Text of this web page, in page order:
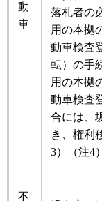
動
車
落札者の
用の本拠
動車検査
転）の手
用の本拠
動車検査
合には、
き、権利
3）（注4
不